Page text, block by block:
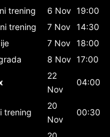
trening 6 Nov 19:00
trening 7 Nov 14:30
7 Nov 18:00
8 Nov 17:00
22
Nov
04:00
trening
20
Nov
00:30